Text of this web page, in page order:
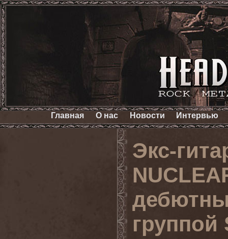
Главная О нас Новости Интервью
Экс-
группой